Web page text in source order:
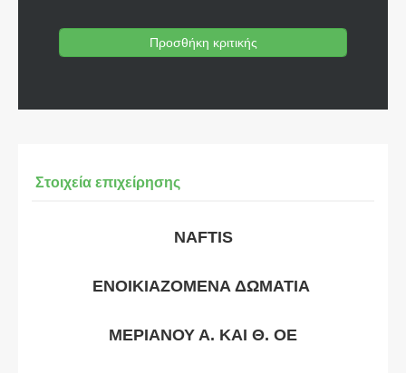
Προσθήκη κριτικής
Στοιχεία επιχείρησης
NAFTIS
ΕΝΟΙΚΙΑΖΟΜΕΝΑ ΔΩΜΑΤΙΑ
ΜΕΡΙΑΝΟΥ Α. ΚΑΙ Θ. ΟΕ